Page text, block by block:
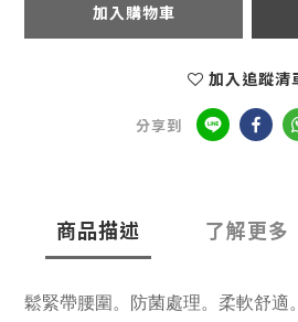
加入購物車
加入追蹤清
分享到
商品描述 了解更多
鬆緊帶腰圍。防菌處理。柔軟舒適。